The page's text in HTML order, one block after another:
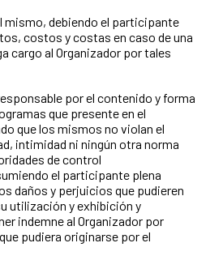
mismo, debiendo el participante
costos y costas en caso de una
cargo al Organizador por tales
por el contenido y forma
que presente en el
que los mismos no violan el
intimidad ni ningún otra norma
de control
el participante plena
daños y perjuicios que pudieren
utilización y exhibición y
indemne al Organizador por
pudiera originarse por el